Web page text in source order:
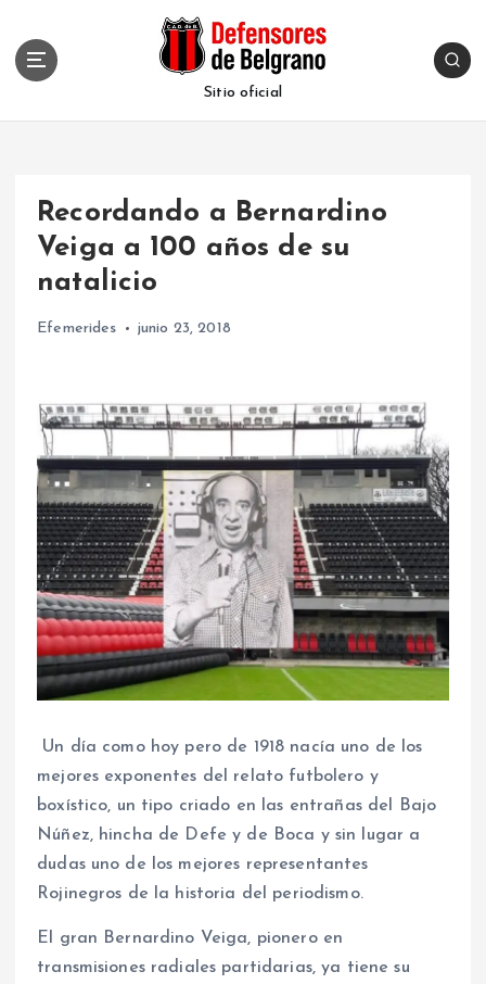
Sitio oficial
Recordando a Bernardino
Veiga a 100 años de su
natalicio
Efemerides junio 23, 2018
Un día como hoy pero de 1918 nacía uno de los
mejores exponentes del relato futbolero y
boxístico, un tipo criado en las entrañas del Bajo
Núñez, hincha de Defe y de Boca y sin lugar a
dudas uno de los mejores representantes
Rojinegros de la historia del periodismo.
El gran Bernardino Veiga, pionero en
transmisiones radiales partidarias, ya tiene su